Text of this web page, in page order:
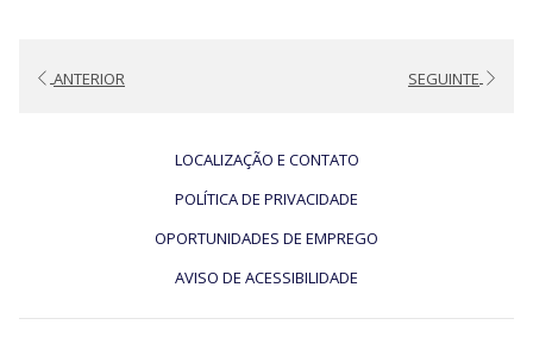
ANTERIOR SEGUINTE
LOCALIZAÇÃO E CONTATO
POLÍTICA DE PRIVACIDADE
OPORTUNIDADES DE EMPREGO
AVISO DE ACESSIBILIDADE